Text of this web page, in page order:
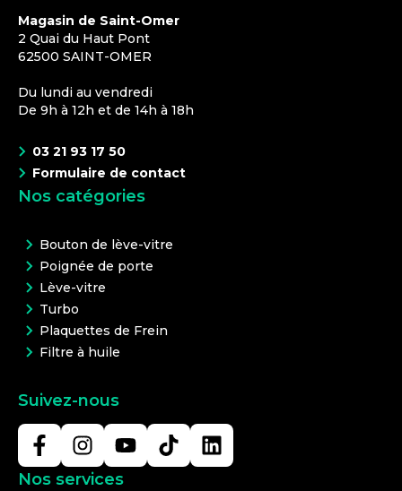
Magasin de Saint-Omer
2 Quai du Haut Pont
62500 SAINT-OMER
Du lundi au vendredi
De 9h à 12h et de 14h à 18h
03 21 93 17 50
Formulaire de contact
Nos catégories
Bouton de lève-vitre
Poignée de porte
Lève-vitre
Turbo
Plaquettes de Frein
Filtre à huile
Suivez-nous
Nos services